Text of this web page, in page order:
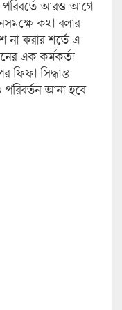
পরিবর্তে আরও আগে
কথা বলার
না করার শর্তে এ
এক কর্মকর্তা
সিদ্ধান্ত
আনা হবে